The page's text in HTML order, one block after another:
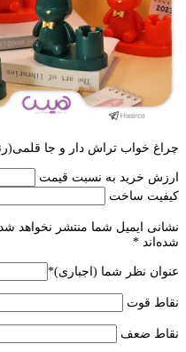
چراغ خواب تراش دار و جا
ارزش خرید به نسبت قیمت
کیفیت ساخت
نشانی ایمیل شما منتشر نخواهد شد.
شده‌اند *
عنوان نظر شما (اجباری)*
نقاط قوت
نقاط ضعف